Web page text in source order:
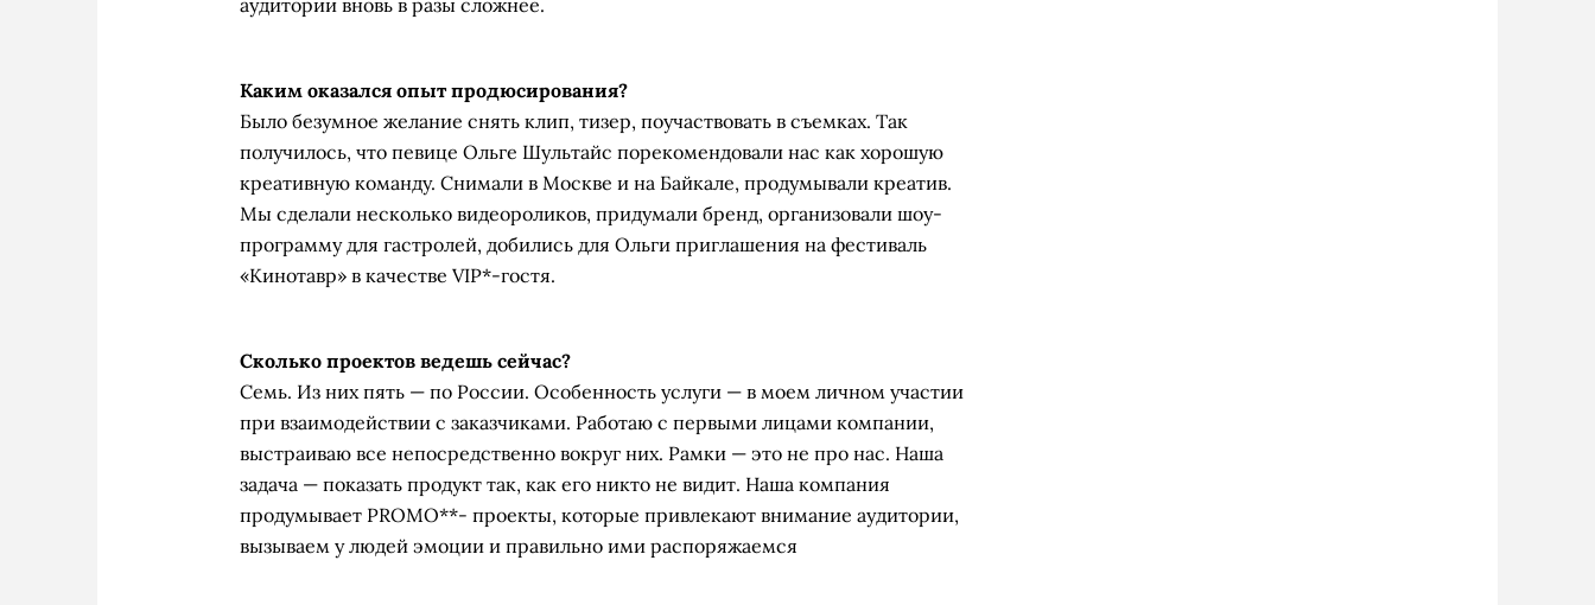
Каким оказался опыт продюсирования?
Было безумное желание снять клип, тизер, поучаствовать в съемках. Так
получилось, что певице Ольге Шультайс порекомендовали нас как хорошую
креативную команду. Снимали в Москве и на Байкале, продумывали креатив.
Мы сделали несколько видеороликов, придумали бренд, организовали шоу-
программу для гастролей, добились для Ольги приглашения на фестиваль
«Кинотавр» в качестве VIP*-гостя.
Сколько проектов ведешь сейчас?
Семь. Из них пять — по России. Особенность услуги — в моем личном участии
при взаимодействии с заказчиками. Работаю с первыми лицами компании,
выстраиваю все непосредственно вокруг них. Рамки — это не про нас. Наша
задача — показать продукт так, как его никто не видит. Наша компания
продумывает PROMO**- проекты, которые привлекают внимание аудитории,
вызываем у людей эмоции и правильно ими распоряжаемся